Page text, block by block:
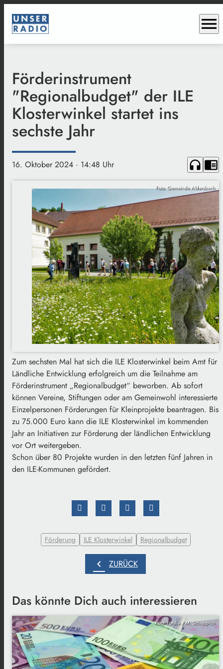
menu
Förderinstrument
"Regionalbudget" der ILE
Klosterwinkel startet ins
sechste Jahr
16. Oktober 2024 · 14:48 Uhr headphones chrome_reader_mode
Foto: Gemeinde Aldersbach
Zum sechsten Mal hat sich die ILE Klosterwinkel beim Amt für
Ländliche Entwicklung erfolgreich um die Teilnahme am
Förderinstrument „Regionalbudget“ beworben. Ab sofort
können Vereine, Stiftungen oder am Gemeinwohl interessierte
Einzelpersonen Förderungen für Kleinprojekte beantragen. Bis
zu 75.000 Euro kann die ILE Klosterwinkel im kommenden
Jahr an Initiativen zur Förderung der ländlichen Entwicklung
vor Ort weitergeben.
Schon über 80 Projekte wurden in den letzten fünf Jahren in
den ILE-Kommunen gefördert.
Förderung ILE Klosterwinkel Regionalbudget
chevron_left ZURÜCK
Das könnte Dich auch interessieren
Foto: Fotolia / M. Schuppich